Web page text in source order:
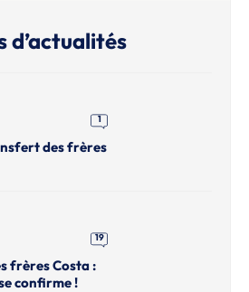
d’actualités
1
des frères
19
frères Costa :
confirme !